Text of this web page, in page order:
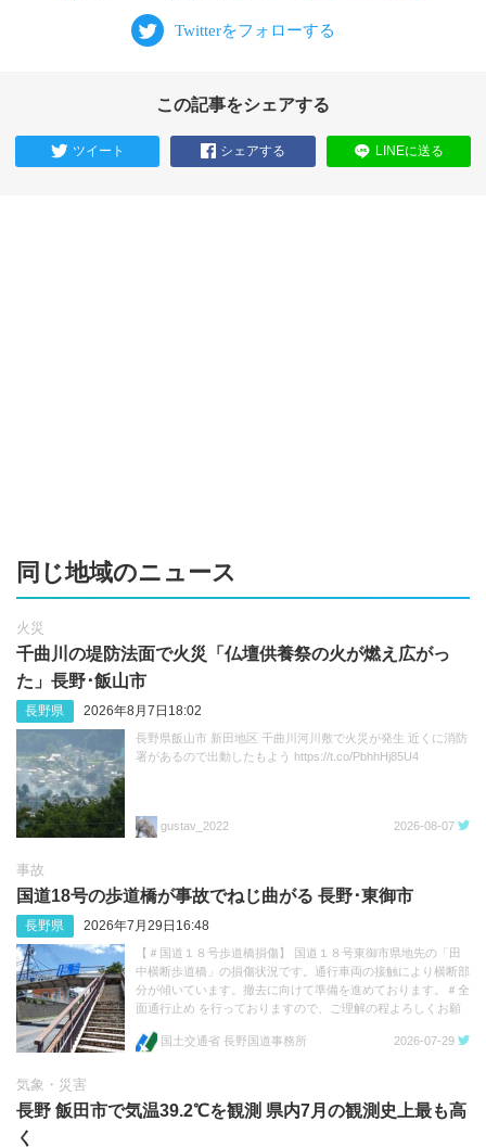
この記事をシェアする
ツイート シェアする LINEに送る
同じ地域のニュース
火災
千曲川の堤防法面で火災「仏壇供養祭の火が燃え広がっ
た」長野･飯山市
長野県 2026年8月7日18:02
長野県飯山市 新田地区 千曲川河川敷で火災が発生 近くに消防
署があるので出動したもよう https://t.co/PbhhHj85U4
gustav_2022 2026-08-07
事故
国道18号の歩道橋が事故でねじ曲がる 長野･‬東御市
長野県 2026年7月29日16:48
【＃国道１８号歩道橋損傷】 国道１８号東御市県地先の「田
中横断歩道橋」の損傷状況です。通行車両の接触により横断部
分が傾いています。撤去に向けて準備を進めております。＃全
面通行止め を行っておりますので、ご理解の程よろしくお願
国土交通省 長野国道事務所
2026-07-29
気象・災害
長野 飯田市で気温39.2℃を観測 県内7月の観測史上最も高
く